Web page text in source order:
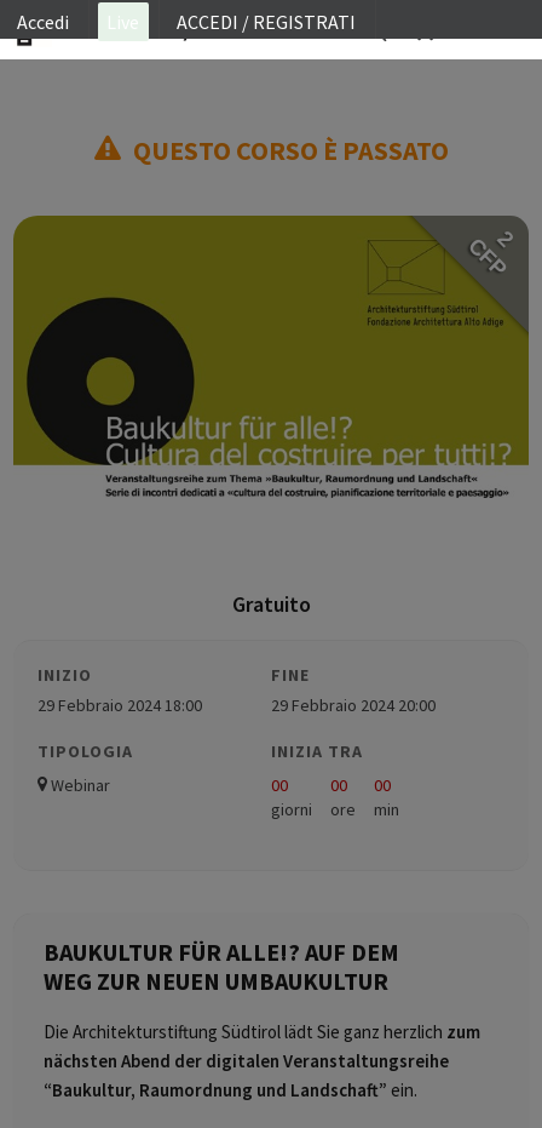
Accedi Live ACCEDI / REGISTRATI
WEBINAR
ACCOUNT
QUESTO CORSO È PASSATO
2
CFP
Gratuito
INIZIO
29 Febbraio 2024 18:00
FINE
29 Febbraio 2024 20:00
TIPOLOGIA
Webinar
INIZIA TRA
00
giorni
00
ore
00
min
BAUKULTUR FÜR ALLE!? AUF DEM
WEG ZUR NEUEN UMBAUKULTUR
Die Architekturstiftung Südtirol lädt Sie ganz herzlich zum
nächsten Abend der digitalen Veranstaltungsreihe
“Baukultur, Raumordnung und Landschaft” ein.